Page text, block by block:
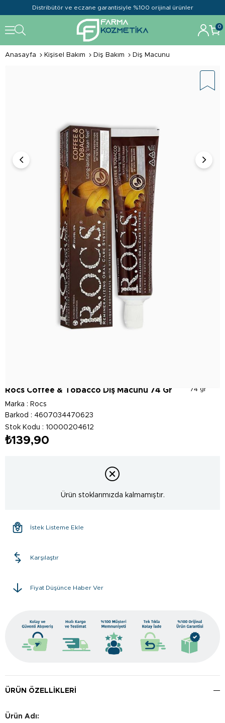
Distribütör ve eczane garantisiyle %100 orijinal ürünler
0
Anasayfa Kişisel Bakım Diş Bakım Diş Macunu
74 gr
Rocs Coffee & Tobacco Diş Macunu 74 Gr
Marka : Rocs
Barkod : 4607034470623
Stok Kodu
10000204612
₺139,90
Ürün stoklarımızda kalmamıştır.
İstek Listeme Ekle
Karşılaştır
Fiyat Düşünce Haber Ver
ÜRÜN ÖZELLIKLERI
Ürün Adı: